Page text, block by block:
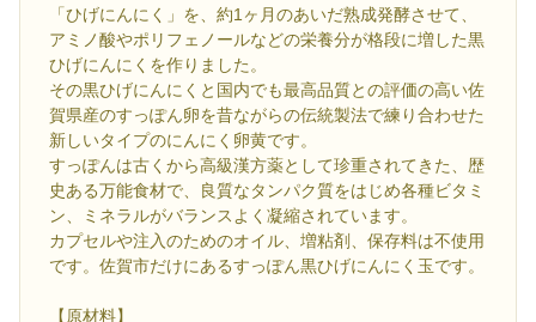
「ひげにんにく」を、約1ヶ月のあいだ熟成発酵させて、
アミノ酸やポリフェノールなどの栄養分が格段に増した黒
ひげにんにくを作りました。
その黒ひげにんにくと国内でも最高品質との評価の高い佐
賀県産のすっぽん卵を昔ながらの伝統製法で練り合わせた
新しいタイプのにんにく卵黄です。
すっぽんは古くから高級漢方薬として珍重されてきた、歴
史ある万能食材で、良質なタンパク質をはじめ各種ビタミ
ン、ミネラルがバランスよく凝縮されています。
カプセルや注入のためのオイル、増粘剤、保存料は不使用
です。佐賀市だけにあるすっぽん黒ひげにんにく玉です。
【原材料】